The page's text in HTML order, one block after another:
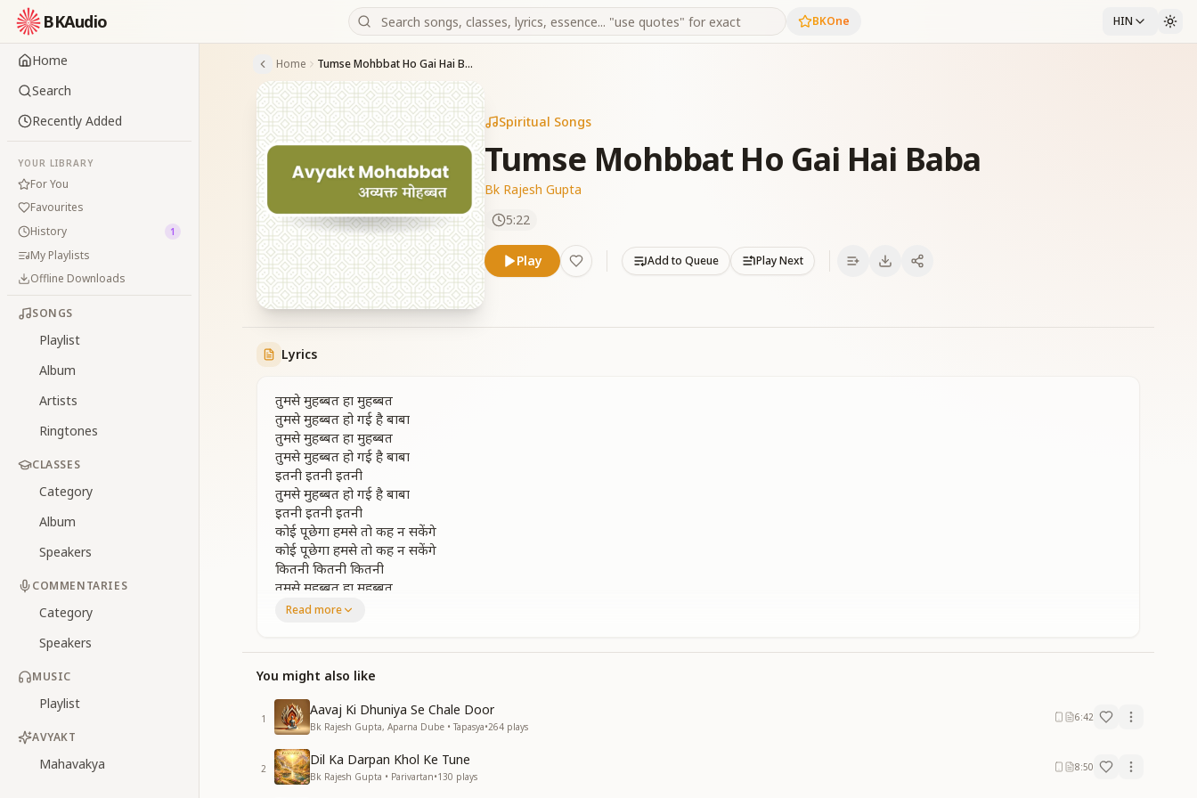
BKAudio BKOne HIN
Home
Search
Recently Added
YOUR LIBRARY
For You
Favourites
History
1
My Playlists
Offline Downloads
SONGS
Playlist
Album
Artists
Ringtones
CLASSES
Category
Album
Speakers
COMMENTARIES
Category
Speakers
MUSIC
Playlist
AVYAKT
Mahavakya
Home Tumse Mohbbat Ho Gai Hai Baba
Spiritual Songs
Tumse Mohbbat Ho Gai Hai Baba
Bk Rajesh Gupta
5:22
Play Add to Queue Play Next
Lyrics
तुमसे मुहब्बत हा मुहब्बत
तुमसे मुहब्बत हो गई है बाबा
तुमसे मुहब्बत हा मुहब्बत
तुमसे मुहब्बत हो गई है बाबा
इतनी इतनी इतनी
तुमसे मुहब्बत हो गई है बाबा
इतनी इतनी इतनी
कोई पूछेगा हमसे तो कह न सकेंगे
कोई पूछेगा हमसे तो कह न सकेंगे
कितनी कितनी कितनी
तुमसे मुहब्बत हा मुहब्बत
तुमसे मुहब्बत हो गई है बाबा
दिल में बाबा ऐसे बस गए
दिल में बाबा ऐसे बस गए
जैसे फूलो में सुगंध फ़िजाओ में पवन
दूर न तुमसे हो
दूर न तुमसे रह सकेंगे बाबा
दूर न तुमसे रह सकेंगे बाबा
जैसे चंदा से चांदनी
Read more
You might also like
1
Aavaj Ki Dhuniya Se Chale Door
Bk Rajesh Gupta, Aparna Dube • Tapasya•264 plays
6:42
2
Dil Ka Darpan Khol Ke Tune
Bk Rajesh Gupta • Parivartan•130 plays
8:50